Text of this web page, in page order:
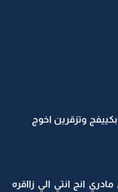
وتزقرين اخوج
انج انتي الي زااقره